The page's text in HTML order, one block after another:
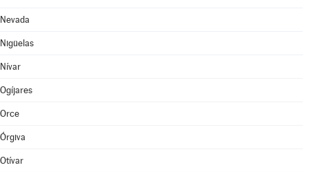
Nevada
Nigüelas
Nívar
Ogíjares
Orce
Órgiva
Otívar